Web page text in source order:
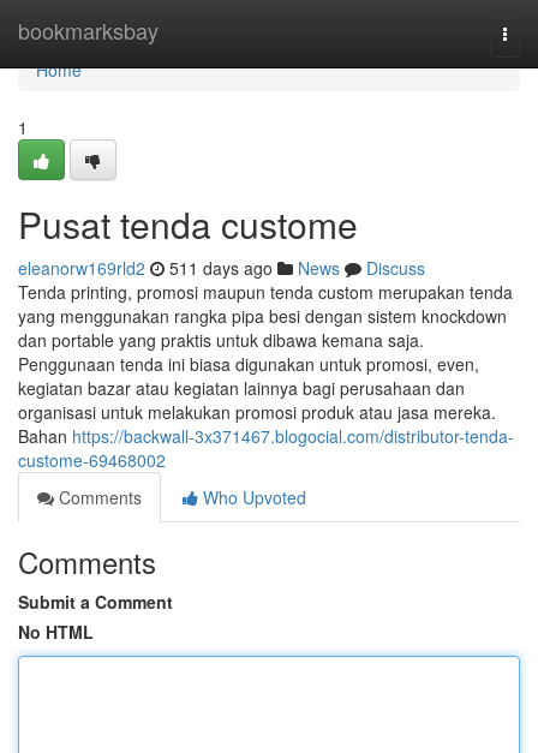
bookmarksbay
Home
Home
1
Pusat tenda custome
eleanorw169rld2 511 days ago News
Discuss
Tenda printing, promosi maupun tenda custom merupakan tenda
yang menggunakan rangka pipa besi dengan sistem knockdown
dan portable yang praktis untuk dibawa kemana saja.
Penggunaan tenda ini biasa digunakan untuk promosi, even,
kegiatan bazar atau kegiatan lainnya bagi perusahaan dan
organisasi untuk melakukan promosi produk atau jasa mereka.
Bahan https://backwall-3x371467.blogocial.com/distributor-tenda-
custome-69468002
Comments
Who Upvoted
Comments
Submit a Comment
No HTML